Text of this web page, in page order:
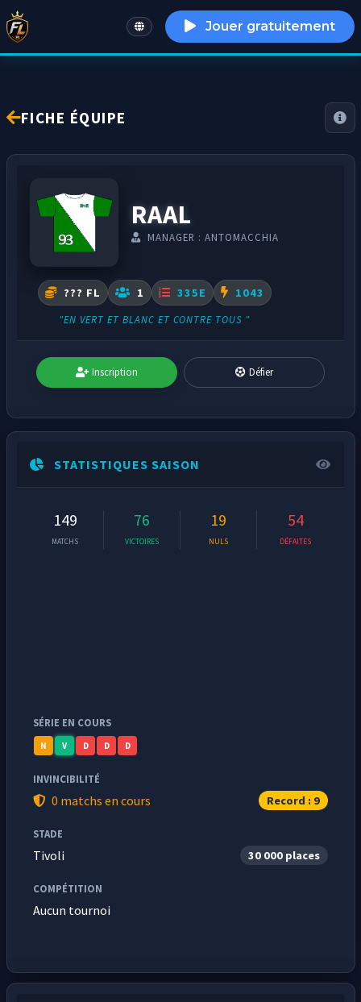
English Jouer gratuitement
FICHE ÉQUIPE
RAAL
MANAGER : ANTOMACCHIA
??? FL 1 335E 1043
"EN VERT ET BLANC ET CONTRE TOUS "
Inscription Défier
STATISTIQUES SAISON
149
MATCHS
76
VICTOIRES
19
NULS
54
DÉFAITES
SÉRIE EN COURS
N V D D D
INVINCIBILITÉ
0 matchs en cours Record : 9
STADE
Tivoli 30 000 places
COMPÉTITION
Aucun tournoi